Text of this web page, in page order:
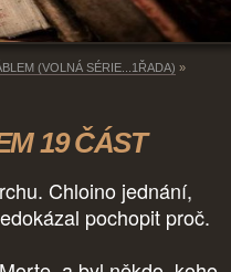
(VOLNÁ SÉRIE...1ŘADA) »
19 ČÁST
Chloino jednání,
pochopit proč.